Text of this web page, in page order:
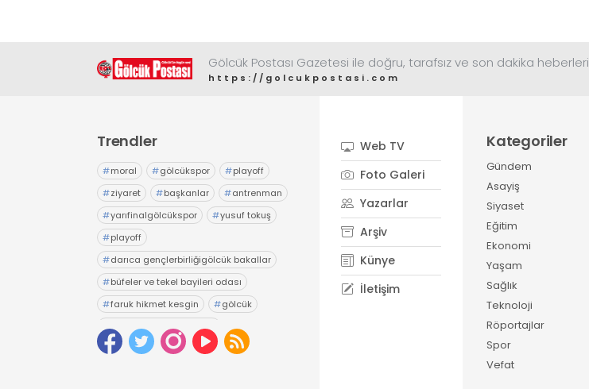
Gölcük Postası Gazetesi ile doğru, tarafsız ve son dakika heberleri
https://golcukpostasi.com
Trendler
#moral #gölcükspor #playoff
#ziyaret #başkanlar #antrenman
#yarıfinalgölcükspor #yusuf tokuş
#playoff
#darıca gençlerbirliğigölcük bakallar
#büfeler ve tekel bayileri odası
#faruk hikmet kesgin #gölcük
#gölcük belediyesiesnaf
# tuncay yıldız # seçim
Web TV
Foto Galeri
Yazarlar
Arşiv
Künye
İletişim
Kategoriler
Gündem
Asayiş
Siyaset
Eğitim
Ekonomi
Yaşam
Sağlık
Teknoloji
Röportajlar
Spor
Vefat